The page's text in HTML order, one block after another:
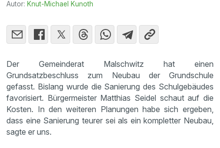
Autor: Knut-Michael Kunoth
Der Gemeinderat Malschwitz hat einen
Grundsatzbeschluss zum Neubau der Grundschule
gefasst. Bislang wurde die Sanierung des Schulgebäudes
favorisiert. Bürgermeister Matthias Seidel schaut auf die
Kosten. In den weiteren Planungen habe sich ergeben,
dass eine Sanierung teurer sei als ein kompletter Neubau,
sagte er uns.